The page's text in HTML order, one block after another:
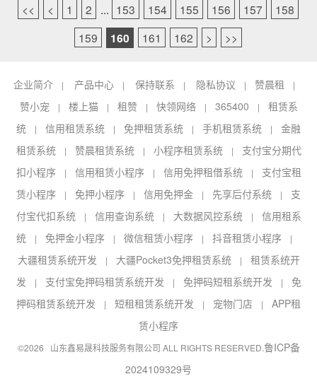
<< < 1 2 ... 153 154 155 156 157
158
159
160 161 162 > >>
企业简介 | 产品中心 | 保持联系 | 隐私协议 | 赞晨租 |
赞小宠 | 楼上猫| 租赞| 快领网络| 365400 | 租赁系
统 | 信用租赁系统 | 免押租赁系统 | 手机租赁系统 | 金融
租赁系统| 赞晨租赁系统| 小程序租赁系统| 支付宝分期代
扣小程序| 信用租赁小程序| 信用免押租借系统| 支付宝租
赁小程序 | 免押小程序 | 信用免押金 | 先享后付系统 | 支
付宝代扣系统| 信用查询系统| 大数据风控系统| 信用租系
统 | 免押金小程序 | 微信租赁小程序 | 抖音租赁小程序 |
大疆租赁系统开发 | 大疆Pocket3免押租赁系统| 租赁系统开
发 | 支付宝免押码租赁系统开发 | 免押码短租系统开发 | 免
押码租赁系统开发 | 短租租赁系统开发 | 宠物门店 | APP租
赁小程序
©2026 山东鑫易晟科技服务有限公司 ALL RIGHTS RESERVED.鲁ICP备
2024109329号